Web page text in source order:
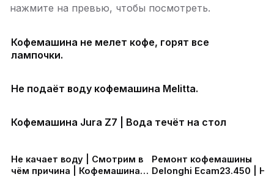
нажмите на превью, чтобы посмотреть.
Кофемашина не мелет кофе, горят все
лампочки.
Не подаёт воду кофемашина Melitta.
Кофемашина Jura Z7 | Вода течёт на стол
Не качает воду | Cмотрим в
чём причина | Кофемашина
Ремонт кофемашины
Delonghi Ecam23.450 | Не